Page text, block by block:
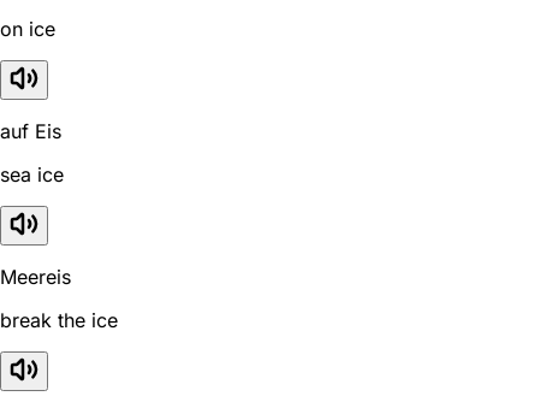
on ice
auf Eis
sea ice
Meereis
break the ice